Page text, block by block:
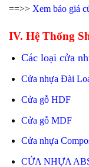
==>> Xem báo giá
IV. Hệ Thống
Các loại cửa
Cửa nhựa Đài
Cửa gỗ HDF
Cửa gỗ MDF
Cửa nhựa
CỬA NHỰA